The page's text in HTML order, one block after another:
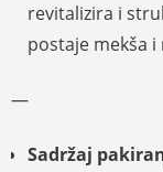
revitalizira i
postaje mekša i
—
Sadržaj